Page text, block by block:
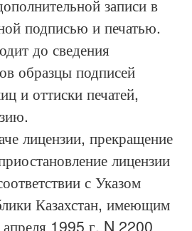
записи в
подписью и печатью.
до сведения
образцы подписей
и оттиски печатей,
лицензии, прекращение
лицензии
с Указом
Казахстан, имеющим
апреля 1995 г. N 2200